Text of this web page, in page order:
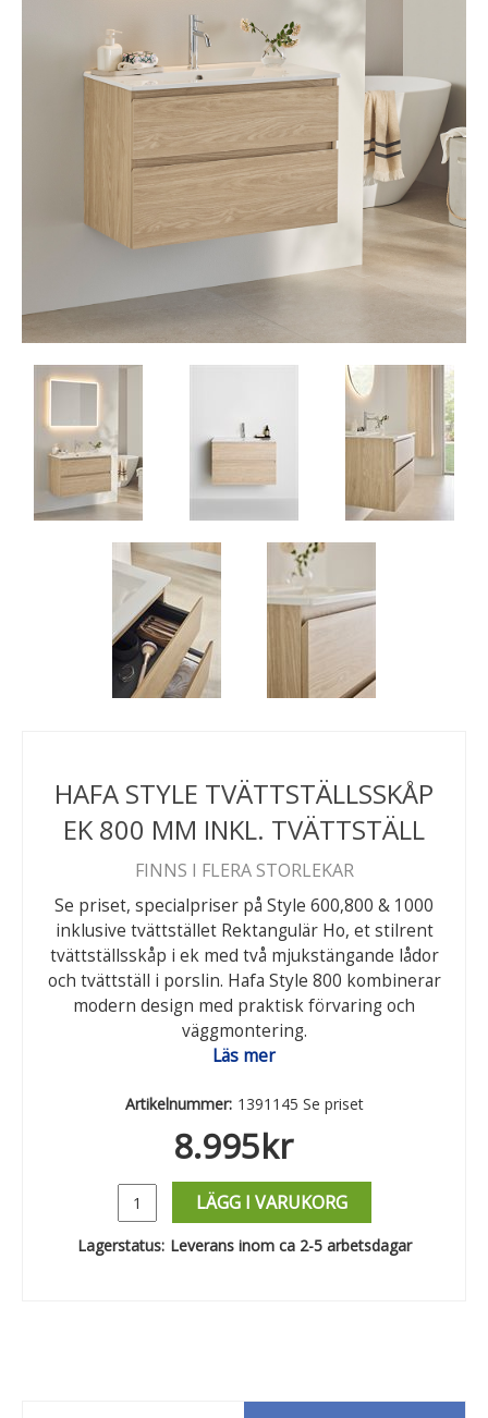
HAFA STYLE TVÄTTSTÄLLSSKÅP
EK 800 MM INKL. TVÄTTSTÄLL
FINNS I FLERA STORLEKAR
Se priset, specialpriser på Style 600,800 & 1000
inklusive tvättstället Rektangulär Ho, et stilrent
tvättställsskåp i ek med två mjukstängande lådor
och tvättställ i porslin. Hafa Style 800 kombinerar
modern design med praktisk förvaring och
väggmontering.
Läs mer
Artikelnummer: 1391145 Se priset
8.995kr
LÄGG I VARUKORG
Lagerstatus: Leverans inom ca 2-5 arbetsdagar